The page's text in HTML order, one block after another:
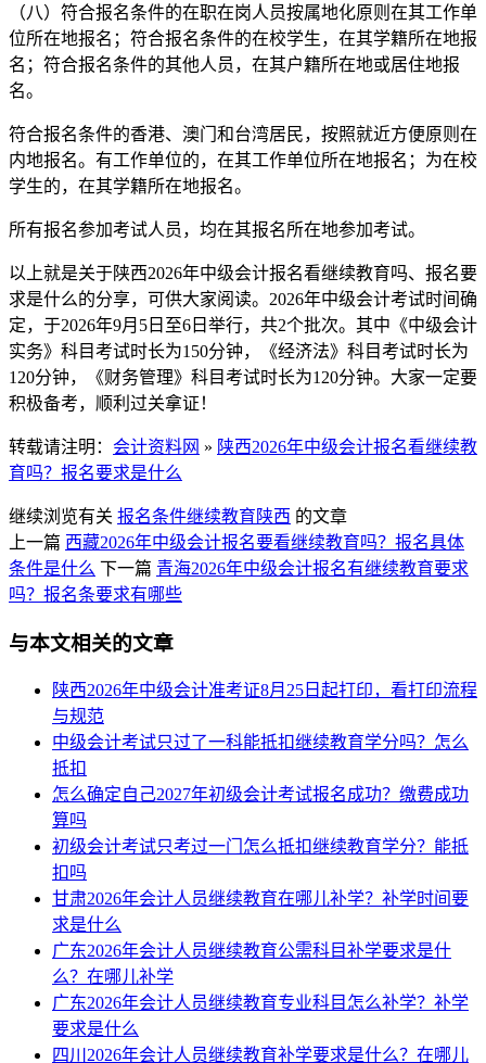
（八）符合报名条件的在职在岗人员按属地化原则在其工作单
位所在地报名；符合报名条件的在校学生，在其学籍所在地报
名；符合报名条件的其他人员，在其户籍所在地或居住地报
名。
符合报名条件的香港、澳门和台湾居民，按照就近方便原则在
内地报名。有工作单位的，在其工作单位所在地报名；为在校
学生的，在其学籍所在地报名。
所有报名参加考试人员，均在其报名所在地参加考试。
以上就是关于陕西2026年中级会计报名看继续教育吗、报名要
求是什么的分享，可供大家阅读。2026年中级会计考试时间确
定，于2026年9月5日至6日举行，共2个批次。其中《中级会计
实务》科目考试时长为150分钟，《经济法》科目考试时长为
120分钟，《财务管理》科目考试时长为120分钟。大家一定要
积极备考，顺利过关拿证！
转载请注明： 会计资料网 » 陕西2026年中级会计报名看继续教
育吗？报名要求是什么
继续浏览有关 报名条件继续教育陕西 的文章
上一篇 西藏2026年中级会计报名要看继续教育吗？报名具体
条件是什么 下一篇 青海2026年中级会计报名有继续教育要求
吗？报名条要求有哪些
与本文相关的文章
陕西2026年中级会计准考证8月25日起打印，看打印流程
与规范
中级会计考试只过了一科能抵扣继续教育学分吗？怎么
抵扣
怎么确定自己2027年初级会计考试报名成功？缴费成功
算吗
初级会计考试只考过一门怎么抵扣继续教育学分？能抵
扣吗
甘肃2026年会计人员继续教育在哪儿补学？补学时间要
求是什么
广东2026年会计人员继续教育公需科目补学要求是什
么？在哪儿补学
广东2026年会计人员继续教育专业科目怎么补学？补学
要求是什么
四川2026年会计人员继续教育补学要求是什么？在哪儿